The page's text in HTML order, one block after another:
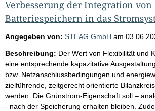
Verbesserung der Integration von
Batteriespeichern in das
Angegeben von: STEAG GmbH am
Beschreibung: Der Wert von Flexibilität und
eine entsprechende kapazitative
bzw. Netzanschlussbedingungen und
zielführende, zeitgerecht orientierte
werden. Die Grünstrom-Eigenschaft soll –
- nach der Speicherung erhalten bleiben.